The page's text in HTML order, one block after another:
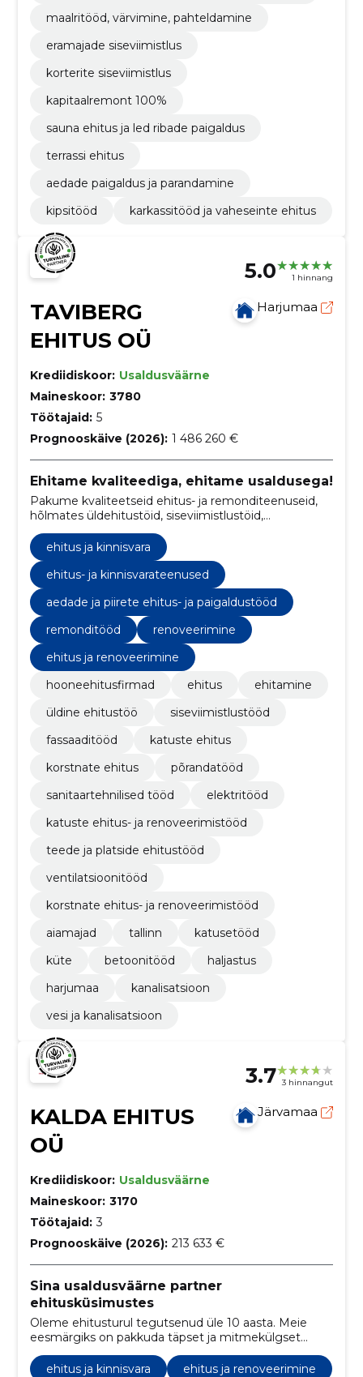
maalritööd, värvimine, pahteldamine
eramajade siseviimistlus
korterite siseviimistlus
kapitaalremont 100%
sauna ehitus ja led ribade paigaldus
terrassi ehitus
aedade paigaldus ja parandamine
kipsitööd
karkassitööd ja vaheseinte ehitus
5.0 1 hinnang
TAVIBERG
EHITUS OÜ
Harjumaa
Krediidiskoor: Usaldusväärne
Maineskoor: 3780
Töötajaid: 5
Prognooskäive (2026): 1 486 260 €
Ehitame kvaliteediga, ehitame usaldusega!
Pakume kvaliteetseid ehitus- ja remonditeenuseid,
hõlmates üldehitustöid, siseviimistlustöid,
fassaaditöid, katuste ehitust, korstnate ehitust,
põrandatöid, santehnilisi töid ja elektritöid.
ehitus ja kinnisvara
ehitus- ja kinnisvarateenused
aedade ja piirete ehitus- ja paigaldustööd
remonditööd
renoveerimine
ehitus ja renoveerimine
hooneehitusfirmad
ehitus
ehitamine
üldine ehitustöö
siseviimistlustööd
fassaaditööd
katuste ehitus
korstnate ehitus
põrandatööd
sanitaartehnilised tööd
elektritööd
katuste ehitus- ja renoveerimistööd
teede ja platside ehitustööd
ventilatsioonitööd
korstnate ehitus- ja renoveerimistööd
aiamajad
tallinn
katusetööd
küte
betoonitööd
haljastus
harjumaa
kanalisatsioon
vesi ja kanalisatsioon
3.7 3 hinnangut
KALDA EHITUS
OÜ
Järvamaa
Krediidiskoor: Usaldusväärne
Maineskoor: 3170
Töötajaid: 3
Prognooskäive (2026): 213 633 €
Sina usaldusväärne partner
ehitusküsimustes
Oleme ehitusturul tegutsenud üle 10 aasta. Meie
eesmärgiks on pakkuda täpset ja mitmekülgset
teenust, mis põhineb meie suurel kogemustepagasil.
ehitus ja kinnisvara
ehitus ja renoveerimine